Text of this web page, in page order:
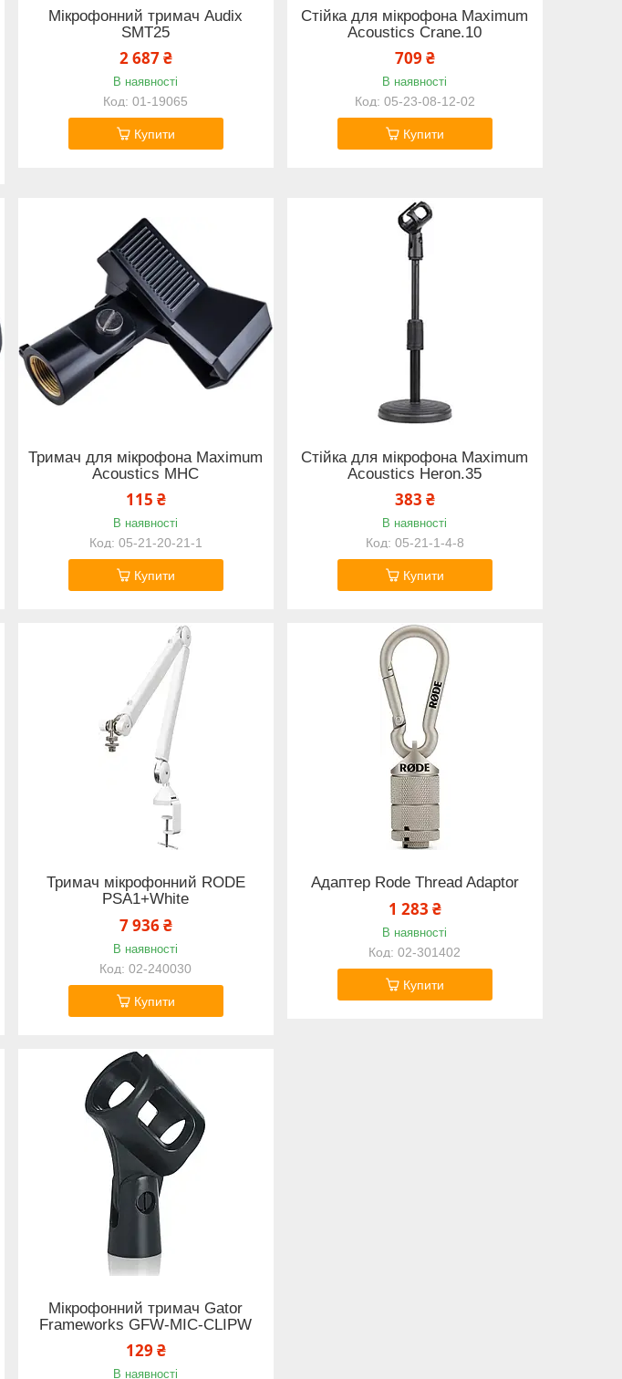
Мікрофонний тримач Audix
SMT25
2 687 ₴
В наявності
01-19065
Купити
Стійка для мікрофона Maximum
Acoustics Crane.10
709 ₴
В наявності
05-23-08-12-02
Купити
Тримач для мікрофона Maximum
Acoustics MHC
115 ₴
В наявності
05-21-20-21-1
Купити
Стійка для мікрофона Maximum
Acoustics Heron.35
383 ₴
В наявності
05-21-1-4-8
Купити
Тримач мікрофонний RODE
PSA1+White
7 936 ₴
В наявності
02-240030
Купити
Адаптер Rode Thread Adaptor
1 283 ₴
В наявності
02-301402
Купити
Мікрофонний тримач Gator
Frameworks GFW-MIC-CLIPW
129 ₴
В наявності